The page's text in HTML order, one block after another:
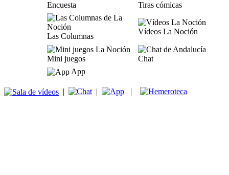
Encuesta Tiras cómicas
Las Columnas
Vídeos La Noción
Mini juegos
Chat
App
| | |